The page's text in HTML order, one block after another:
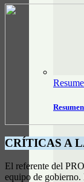
CRÍTICAS A
El referente del
equipo de